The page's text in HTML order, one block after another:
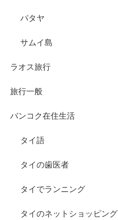
パタヤ
サムイ島
ラオス旅行
旅行一般
バンコク在住生活
タイ語
タイの歯医者
タイでランニング
タイのネットショッピング